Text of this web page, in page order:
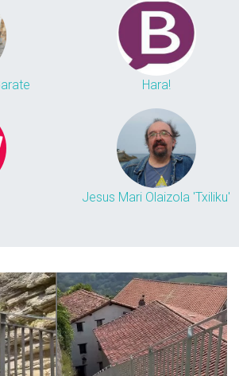
Hara!
Jesus Mari Olaizola 'Txiliku'